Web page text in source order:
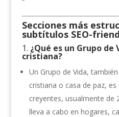
Secciones más
subtítulos SEO-
1. ¿Qué es un Grupo de
cristiana?
Un Grupo de Vida,
cristiana o casa de paz,
creyentes, usualmente de
lleva a cabo en hogares,